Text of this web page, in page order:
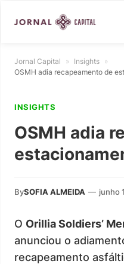
Jornal Capital » Insights »
OSMH adia recapeamento de
INSIGHTS
OSMH adia
BySOFIA ALMEIDA — junho
O Orillia Soldiers’
anunciou o
recapeamento